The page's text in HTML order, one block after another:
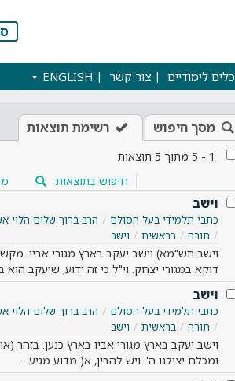
כלים לימודיים צור קשר ENGLISH
מסך חיפוש רשימת תוצאות
1
-
5 מתוך 5 תוצאות
חיפוש בתוצאות
וישב
כתבי תלמידי בעל הסולם הרב ברוך שלום הלוי
תורה
בראשית וישב
וישב תש"מא) וישב יעקב בארץ מגורי אביו.
דוקא במגורי יצחק. וי"ל כי זה ידוע, שיעקב הוא
וישב
כתבי תלמידי בעל הסולם הרב ברוך שלום הלוי
תורה
בראשית וישב
וישב יעקב בארץ מגורי אביו בארץ כנען. בזהר
ומכלם יצילנו ה'. ויש להבין, א( מדוע מגיע…